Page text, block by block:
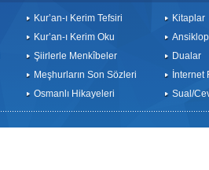
Kur’an-ı Kerim Tefsiri
Kur’an-ı Kerim Oku
Şiirlerle Menkîbeler
Meşhurların Son Sözleri
Osmanlı Hikayeleri
Kitaplar
Dualar
İnternet
Sual/